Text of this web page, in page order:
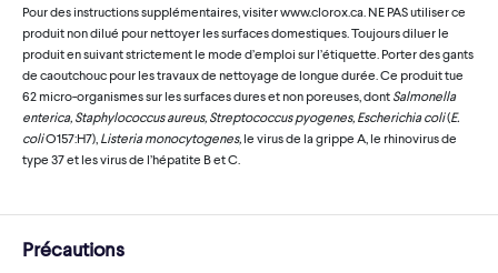
Pour des instructions supplémentaires, visiter www.clorox.ca. NE PAS utiliser ce
produit non dilué pour nettoyer les surfaces domestiques. Toujours diluer le
produit en suivant strictement le mode d’emploi sur l’étiquette. Porter des gants
de caoutchouc pour les travaux de nettoyage de longue durée. Ce produit tue
62 micro-organismes sur les surfaces dures et non poreuses, dont Salmonella
enterica, Staphylococcus aureus, Streptococcus pyogenes, Escherichia coli(E.
coliO157:H7), Listeria monocytogenes, le virus de la grippe A, le rhinovirus de
type 37 et les virus de l’hépatite B et C.
Précautions